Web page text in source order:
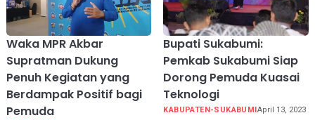
Waka MPR Akbar
Supratman Dukung
Penuh Kegiatan yang
Berdampak Positif bagi
Pemuda
Bupati Sukabumi:
Pemkab Sukabumi Siap
Dorong Pemuda Kuasai
Teknologi
KABUPATEN-SUKABUMIApril 13, 2023